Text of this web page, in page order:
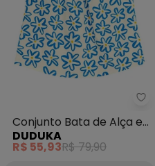
- Conjunto Infantil
Conjunto Bata de Alça e
Bermuda Ciclista (Bege)
DUDUKA
R$ 55,93R$ 79,90